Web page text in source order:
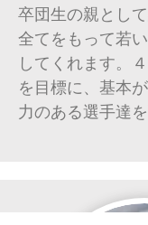
卒団生の親とし
全てをもって若
してくれます。
を目標に、基本
力のある選手達